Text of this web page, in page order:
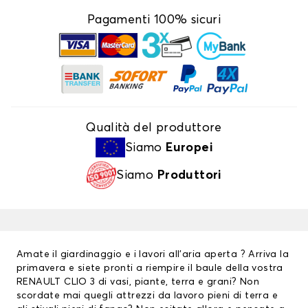
Pagamenti 100% sicuri
Qualità del produttore
Siamo Europei
Siamo Produttori
Amate il giardinaggio e i lavori all’aria aperta ? Arriva la
primavera e siete pronti a riempire il baule della vostra
RENAULT CLIO 3 di vasi, piante, terra e grani? Non
scordate mai quegli attrezzi da lavoro pieni di terra e